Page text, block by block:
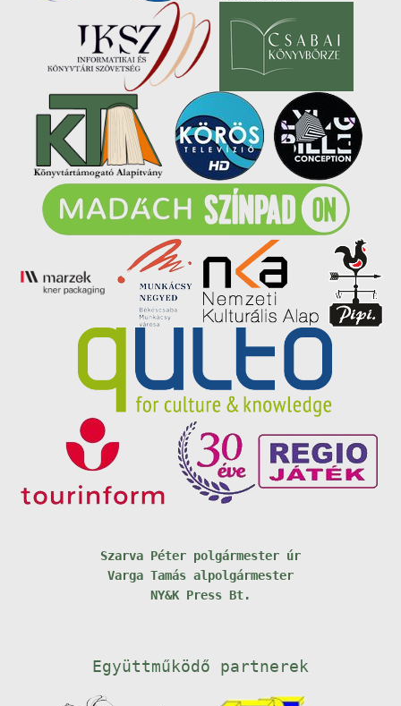
Szarva Péter polgármester úr
Varga Tamás alpolgármester
NY&K Press Bt.
Együttműködő partnerek